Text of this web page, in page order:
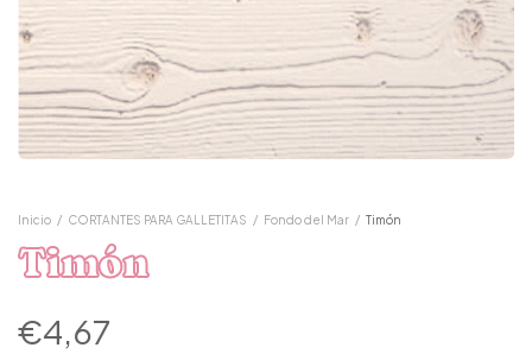
Inicio / CORTANTES PARA GALLETITAS / Fondo del Mar / Timón
Timón
€4,67